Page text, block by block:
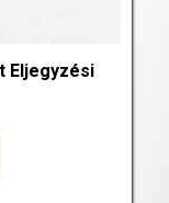
Eljegyzési